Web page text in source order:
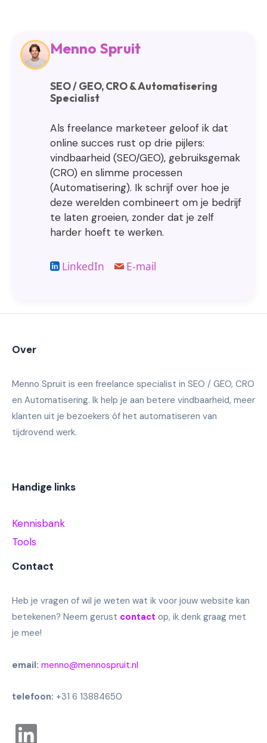
Menno Spruit
SEO / GEO, CRO & Automatisering
Specialist
Als freelance marketeer geloof ik dat
online succes rust op drie pijlers:
vindbaarheid (SEO/GEO), gebruiksgemak
(CRO) en slimme processen
(Automatisering). Ik schrijf over hoe je
deze werelden combineert om je bedrijf
te laten groeien, zonder dat je zelf
harder hoeft te werken.
LinkedIn E-mail
Over
Menno Spruit is een freelance specialist in SEO / GEO, CRO
en Automatisering. Ik help je aan betere vindbaarheid, meer
klanten uit je bezoekers óf het automatiseren van
tijdrovend werk.
Handige links
Kennisbank
Tools
Contact
Heb je vragen of wil je weten wat ik voor jouw website kan
betekenen? Neem gerust contact op, ik denk graag met
je mee!
email: menno@mennospruit.nl
telefoon: +31 6 13884650
Linkedin